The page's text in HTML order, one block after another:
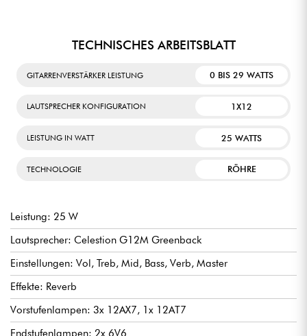
TECHNISCHES ARBEITSBLATT
GITARRENVERSTÄRKER LEISTUNG 0 BIS 29 WATTS
LAUTSPRECHER KONFIGURATION 1X12
LEISTUNG IN WATT 25 WATTS
TECHNOLOGIE RÖHRE
Leistung: 25 W
Lautsprecher: Celestion G12M Greenback
Einstellungen: Vol, Treb, Mid, Bass, Verb, Master
Effekte: Reverb
Vorstufenlampen: 3x 12AX7, 1x 12AT7
Endstufenlampen: 2x 6V6